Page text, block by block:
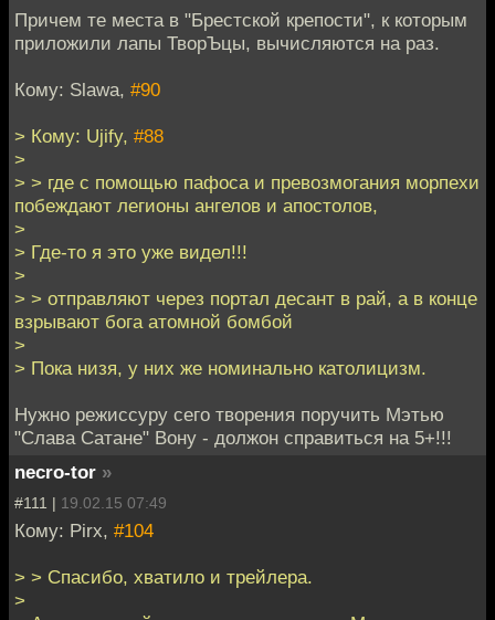
Причем те места в "Брестской крепости", к которым
приложили лапы ТворЪцы, вычисляются на раз.
Кому: Slawa, #90
> Кому: Ujify, #88
>
> > где с помощью пафоса и превозмогания морпехи
побеждают легионы ангелов и апостолов,
>
> Где-то я это уже видел!!!
>
> > отправляют через портал десант в рай, а в конце
взрывают бога атомной бомбой
>
> Пока низя, у них же номинально католицизм.
Нужно режиссуру сего творения поручить Мэтью
"Слава Сатане" Вону - должон справиться на 5+!!!
necro-tor »
#111 | 19.02.15 07:49
Кому: Pirx, #104
> > Спасибо, хватило и трейлера.
>